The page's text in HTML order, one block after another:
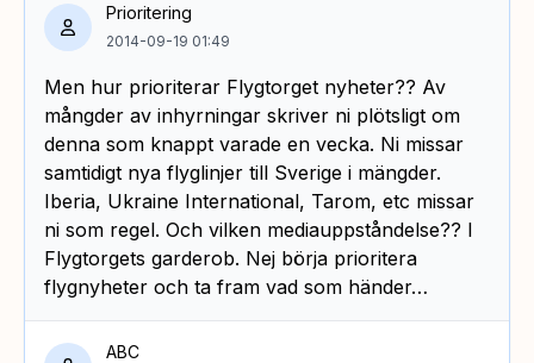
Prioritering
2014-09-19 01:49
Men hur prioriterar Flygtorget nyheter?? Av
mångder av inhyrningar skriver ni plötsligt om
denna som knappt varade en vecka. Ni missar
samtidigt nya flyglinjer till Sverige i mängder.
Iberia, Ukraine International, Tarom, etc missar
ni som regel. Och vilken mediauppståndelse?? I
Flygtorgets garderob. Nej börja prioritera
flygnyheter och ta fram vad som händer…
ABC